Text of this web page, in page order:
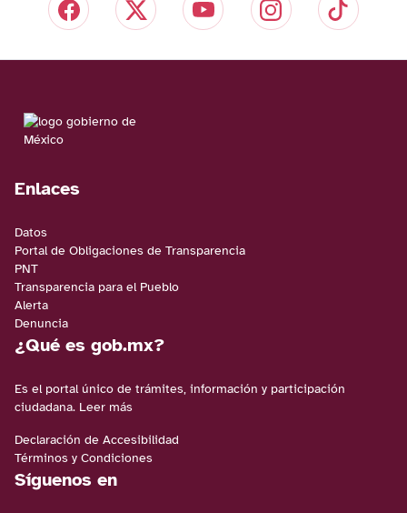
Enlaces
Datos
Portal de Obligaciones de Transparencia
PNT
Transparencia para el Pueblo
Alerta
Denuncia
¿Qué es gob.mx?
Es el portal único de trámites, información y participación
ciudadana. Leer más
Declaración de Accesibilidad
Términos y Condiciones
Síguenos en